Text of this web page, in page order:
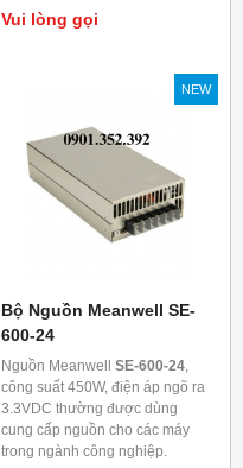
Vui lòng gọi
NEW
Bộ Nguồn Meanwell SE-
600-24
Nguồn Meanwell SE-600-24,
công suất 450W, điện áp ngõ ra
3.3VDC thường được dùng
cung cấp nguồn cho các máy
trong ngành công nghiệp.